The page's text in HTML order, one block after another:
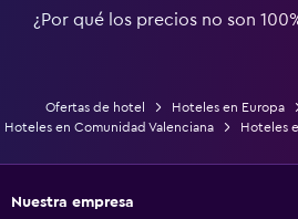
¿Por qué los precios no son
Ofertas de hotel Hoteles en Europa
Hoteles en Comunidad Valenciana
Hoteles
Nuestra empresa